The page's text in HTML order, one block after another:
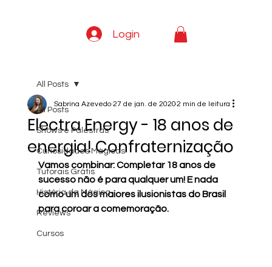
Login
All Posts
Shows e Palestras
Curiosidades Mágicas
Tutorais Grátis
História da Mágica
Reviews
Cursos
All Posts
Electra Energy - 18 anos de
energia! Confraternização
Sabrina Azevedo 27 de jan. de 20202 min de leitura
Vamos combinar: Completar 18 anos de
sucesso não é para qualquer um! E nada
como um dos maiores ilusionistas do Brasil
para coroar a comemoração.